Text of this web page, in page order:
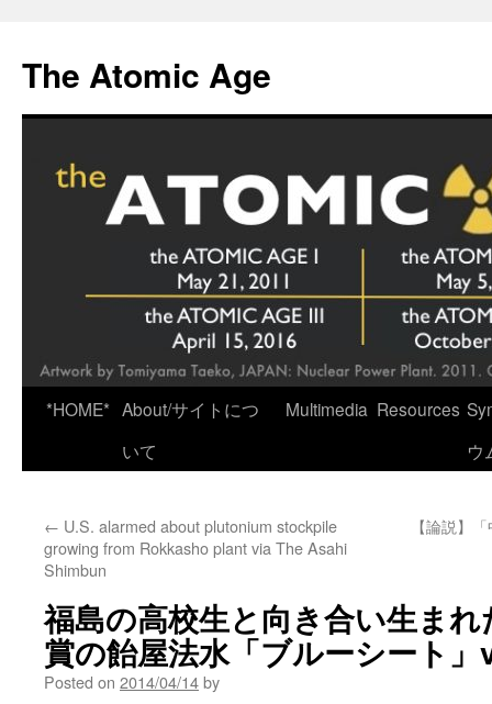
content
The Atomic Age
*HOME* About/サイトにつ
いて
Multimedia Resources
ウ
← U.S. alarmed about plutonium stockpile
growing from Rokkasho plant via The Asahi
Shimbun
【論説】
福島の高校生と向き合い生ま
賞の飴屋法水「ブルーシート
Posted on 2014/04/14by